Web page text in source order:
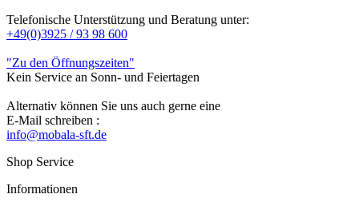
Telefonische Unterstützung und Beratung unter:
+49(0)3925 / 93 98 600
"Zu den Öffnungszeiten"
Kein Service an Sonn- und Feiertagen
Alternativ können Sie uns auch gerne eine
E-Mail schreiben :
info@mobala-sft.de
Shop Service
Informationen